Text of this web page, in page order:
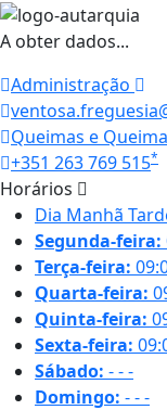
A obter dados...
Administração
Queimas e
+351 263 769 515*
Horários
Dia Manhã
Segunda-feira:
Terça-feira:
Quarta-feira:
Quinta-feira:
Sexta-feira:
Sábado: ---
Domingo: ---